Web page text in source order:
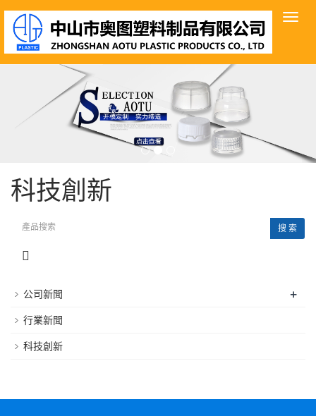
導
科技創新
搜 索
公司新聞 +
行業新聞
科技創新